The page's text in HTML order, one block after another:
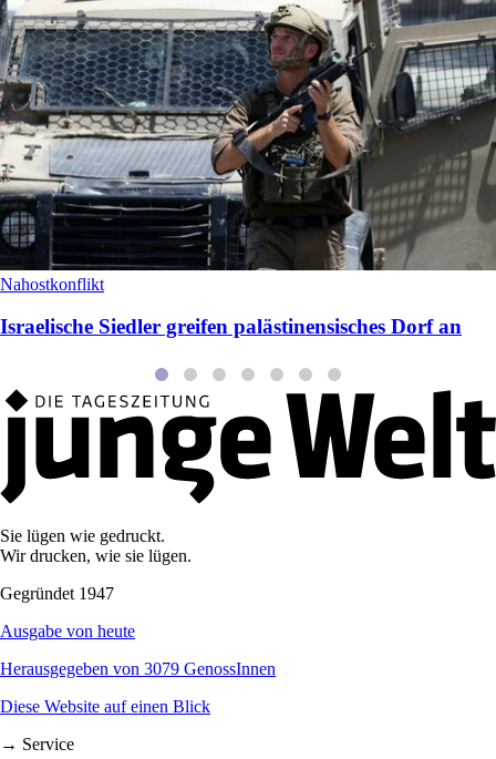
Nahostkonflikt
Israelische Siedler greifen palästinensisches Dorf an
Sie lügen wie gedruckt.
Wir drucken, wie sie lügen.
Gegründet 1947
Ausgabe von heute
Herausgegeben von 3079 GenossInnen
Diese Website auf einen Blick
→ Service